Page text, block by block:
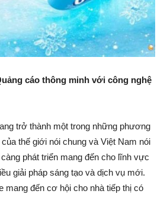
cáo thông minh với công nghệ
trở thành một trong những phương
thế giới nói chung và Việt Nam nói
phát triển mang đến cho lĩnh vực
giải pháp sáng tạo và dịch vụ mới.
mang đến cơ hội cho nhà tiếp thị có